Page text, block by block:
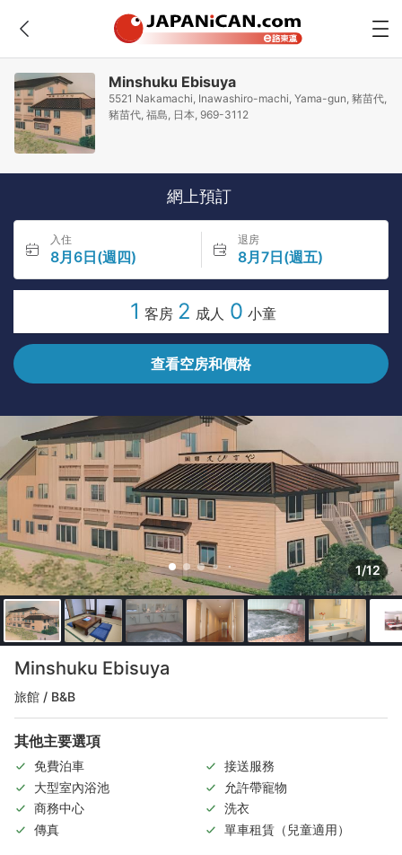
Minshuku Ebisuya
5521 Nakamachi, Inawashiro-machi, Yama-gun, 豬苗代,
豬苗代, 福島, 日本, 969-3112
網上預訂
入住
8月6日(週四)
退房
8月7日(週五)
1 客房 2 成人 0 小童
查看空房和價格
1/12
Minshuku Ebisuya
旅館 / B&B
其他主要選項
免費泊車
接送服務
大型室內浴池
允許帶寵物
商務中心
洗衣
傳真
單車租賃（兒童適用）